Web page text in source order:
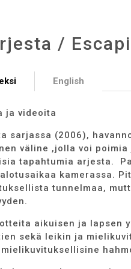
/
English
ja videoita
sarjassa (2006),
väline ,jolla voi
tapahtumia arjesta.
kamerassa.
tunnelmaa,
aikuisen ja lapsen
sekä leikin ja